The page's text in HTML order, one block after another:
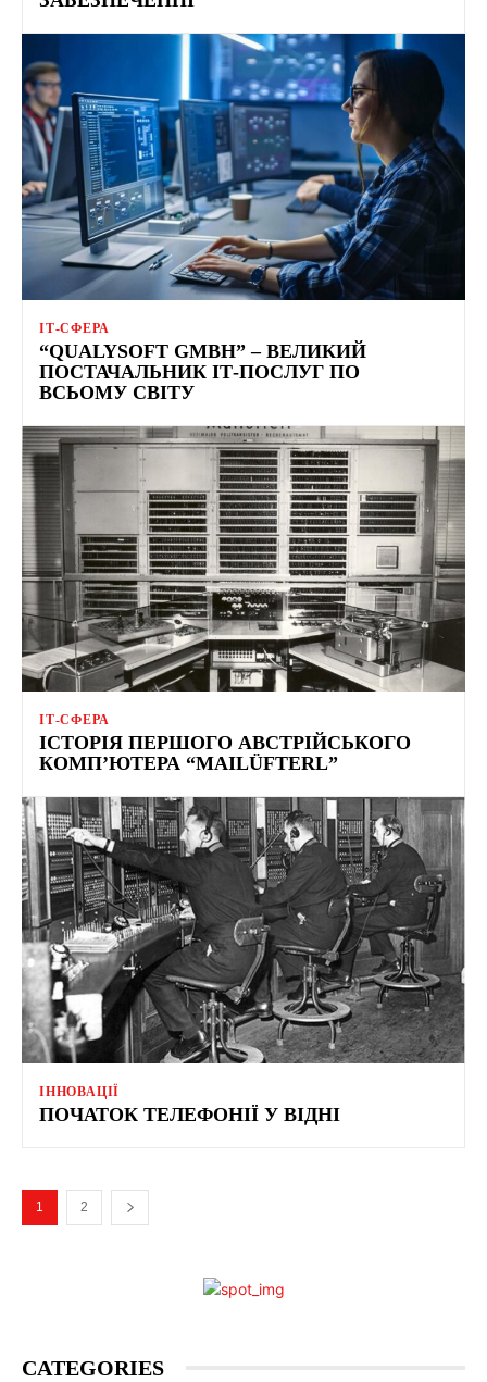
ІТ-СФЕРА
“QUALYSOFT GMBH” – ВЕЛИКИЙ
ПОСТАЧАЛЬНИК ІТ-ПОСЛУГ ПО
ВСЬОМУ СВІТУ
ІТ-СФЕРА
ІСТОРІЯ ПЕРШОГО АВСТРІЙСЬКОГО
КОМП’ЮТЕРА “MAILÜFTERL”
ІННОВАЦІЇ
ПОЧАТОК ТЕЛЕФОНІЇ У ВІДНІ
1 2
CATEGORIES